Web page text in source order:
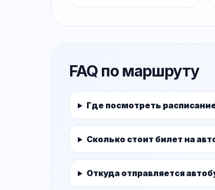
FAQ по маршруту
Где посмотреть
Сколько стоит билет на
Откуда отправляется